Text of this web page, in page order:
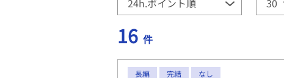
16 件
長編 完結 なし